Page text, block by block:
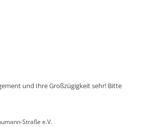
und Ihre Großzügigkeit sehr! Bitte
Straße e.V.